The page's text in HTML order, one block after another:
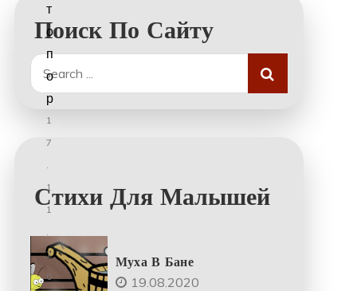
Поиск По Сайту
Search
for:
Стихи Для Малышей
Муха В Бане
19.08.2020
т
о
п
о
р
1
7
.
1
1
.
2
0